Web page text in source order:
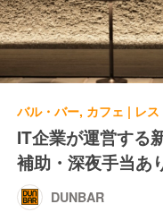
IT企業が運営する
補助・深夜手当あ
DUNBAR